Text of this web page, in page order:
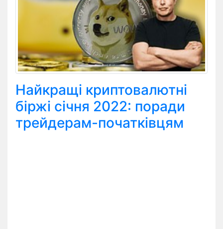
Найкращі криптовалютні
біржі січня 2022: поради
трейдерам-початківцям